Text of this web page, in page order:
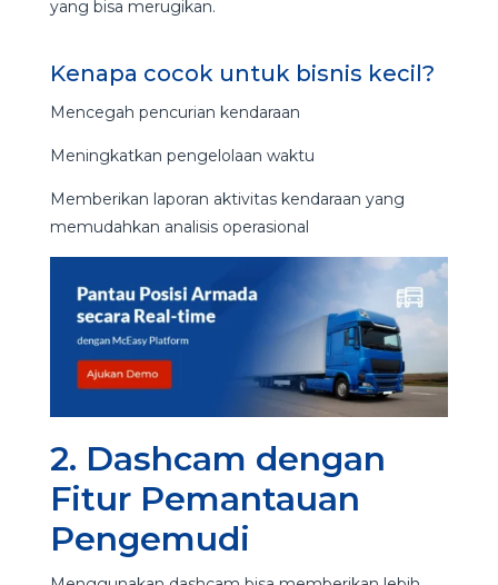
yang bisa merugikan.
Kenapa cocok untuk bisnis kecil?
Mencegah pencurian kendaraan
Meningkatkan pengelolaan waktu
Memberikan laporan aktivitas kendaraan yang
memudahkan analisis operasional
2. Dashcam dengan
Fitur Pemantauan
Pengemudi